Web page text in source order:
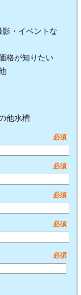
・イベントな
格が知りたい
他水槽